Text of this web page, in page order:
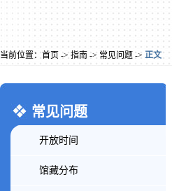
当前位置： 首页 -> 指南 -> 常见问题 -> 正文
常见问题
开放时间
馆藏分布